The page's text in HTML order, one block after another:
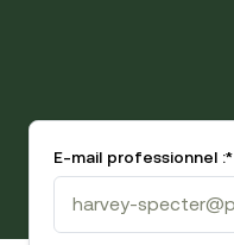
E-mail professionnel :*